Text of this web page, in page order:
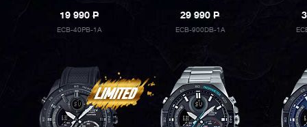
19 990P
ECB-40PB-1A
29 990P
ECB-900DB-1A